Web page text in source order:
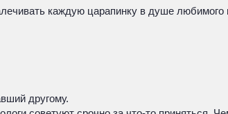
каждую царапинку в душе
другому.